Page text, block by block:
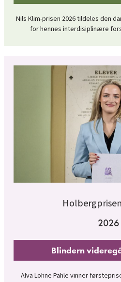
Nils Klim-prisen 2026 tildeles den
for hennes interdisiplinære
2026
Blindern
Alva Lohne Pahle vinner